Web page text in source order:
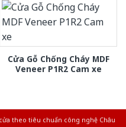
Cửa Gỗ Chống Cháy MDF
Veneer P1R2 Cam xe
theo tiêu chuẩn công nghệ Châu